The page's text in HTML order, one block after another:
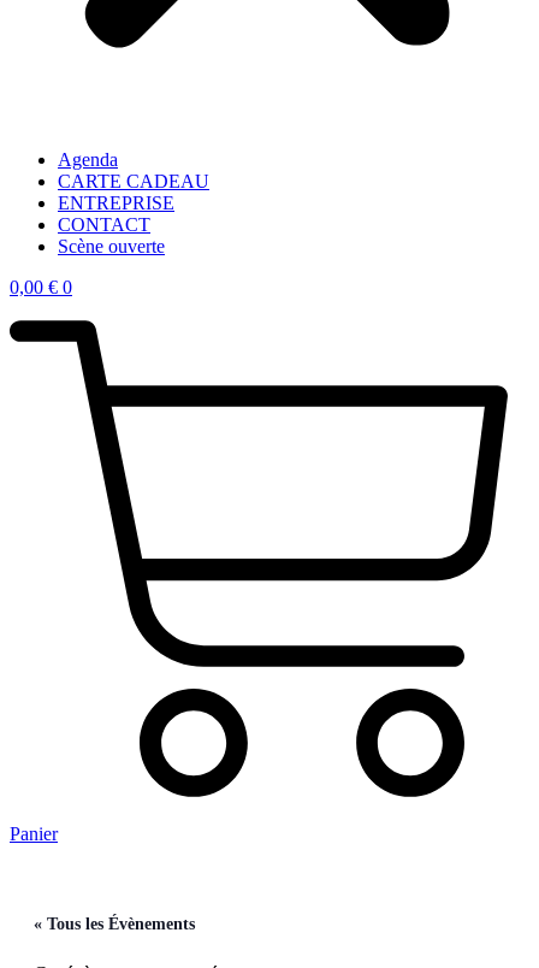
Agenda
CARTE CADEAU
ENTREPRISE
CONTACT
Scène ouverte
0,00 € 0
Panier
« Tous les Évènements